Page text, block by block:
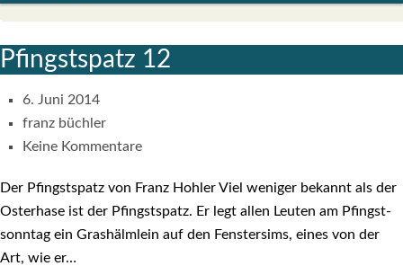
Pfingst­spatz 12
6. Juni 2014
franz büchler
Keine Kommentare
Der Pfingst­spatz von Franz Hoh­ler Viel weni­ger bekannt als der
Oster­ha­se ist der Pfingst­spatz. Er legt allen Leu­ten am Pfingst­
sonn­tag ein Gras­hälm­lein auf den Fens­ter­sims, eines von der
Art, wie er…